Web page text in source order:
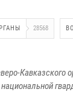
28568
Кавказского
национальной